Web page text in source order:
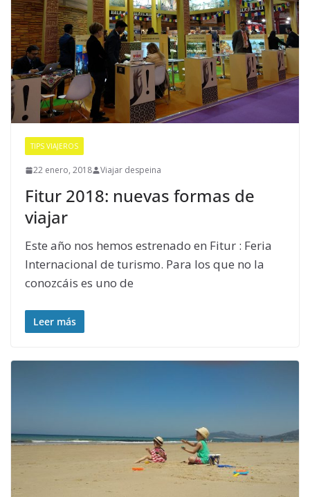
TIPS VIAJEROS
22 enero, 2018 Viajar despeina
Fitur 2018: nuevas formas de
viajar
Este año nos hemos estrenado en Fitur : Feria
Internacional de turismo. Para los que no la
conozcáis es uno de
Leer más